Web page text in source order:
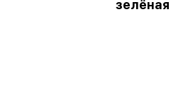
зелёная